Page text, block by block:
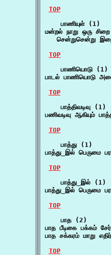
TOP
    பாணியுள் (1)
மன்றல் நாறு ஒரு சிறை
சென்றுசென்று
TOP
    பாணியொடு (1)
பாடல் பாணியொடு
TOP
    பாத்திவடிவு (1)
பணிவடிவு ஆகியும்
TOP
    பாத்து (1)
பாத்து_இல் பெருமை
TOP
    பாத்து_இல் (1)
பாத்து_இல் பெருமை
TOP
    பாத (2)
பாத பீடிகை பக்கம்
பாத சக்கரம் மாறு
TOP